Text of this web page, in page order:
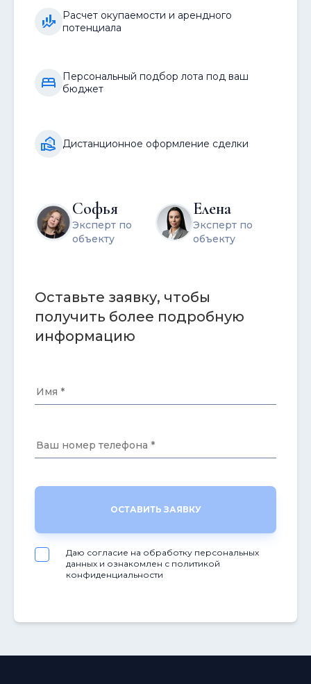
Расчет окупаемости и арендного
потенциала
Персональный подбор лота под ваш
бюджет
Дистанционное оформление сделки
Cофья
Эксперт по
объекту
Елена
Эксперт по
объекту
Оставьте заявку, чтобы
получить более подробную
информацию
ОСТАВИТЬ ЗАЯВКУ
Даю согласие на обработку персональных
данных и ознакомлен с политикой
конфиденциальности